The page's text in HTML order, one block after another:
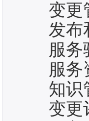
变更
发布
服务
服务
知识
变更